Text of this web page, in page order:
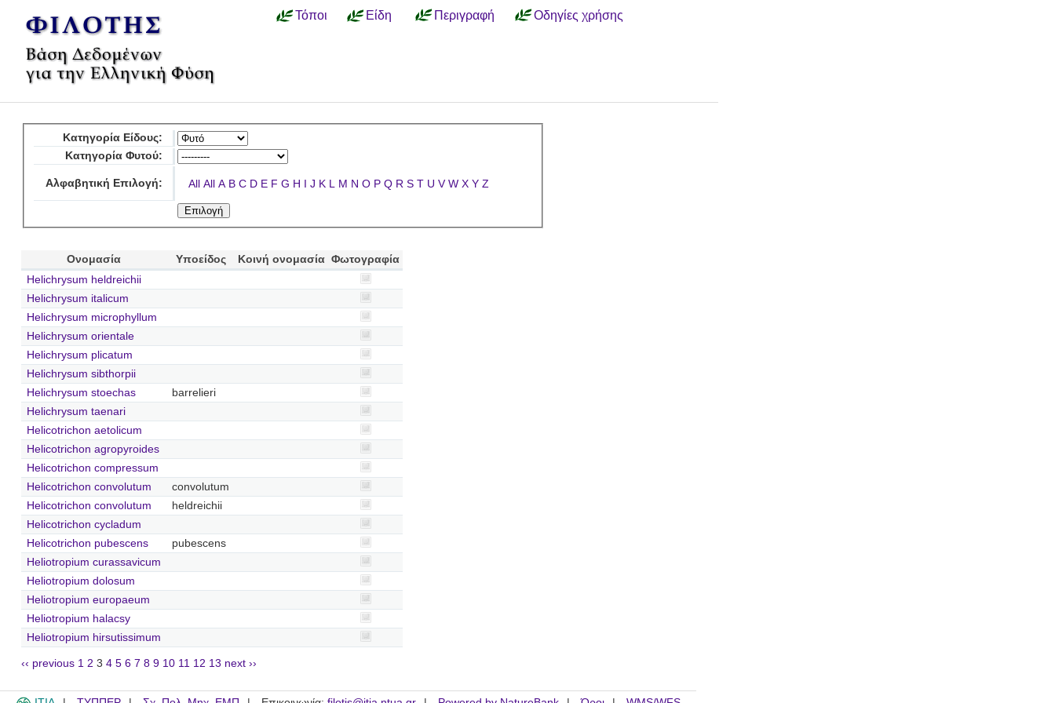
Τόποι Είδη Περιγραφή Οδηγίες χρήσης
Κατηγορία Είδους:
Κατηγορία Φυτού:
Αλφαβητική Επιλογή: All All A B C D E F G H I J K L M N O P Q R S T U V W X Y Z
Ονομασία Υποείδος Κοινή ονομασία Φωτογραφία
Helichrysum heldreichii
Helichrysum italicum
Helichrysum microphyllum
Helichrysum orientale
Helichrysum plicatum
Helichrysum sibthorpii
Helichrysum stoechas
barrelieri
Helichrysum taenari
Helicotrichon aetolicum
Helicotrichon agropyroides
Helicotrichon compressum
Helicotrichon convolutum
convolutum
Helicotrichon convolutum
heldreichii
Helicotrichon cycladum
Helicotrichon pubescens
pubescens
Heliotropium curassavicum
Heliotropium dolosum
Heliotropium europaeum
Heliotropium halacsy
Heliotropium hirsutissimum
‹‹ previous 1 2 3 4 5 6 7 8 9 10 11 12 13 next ››